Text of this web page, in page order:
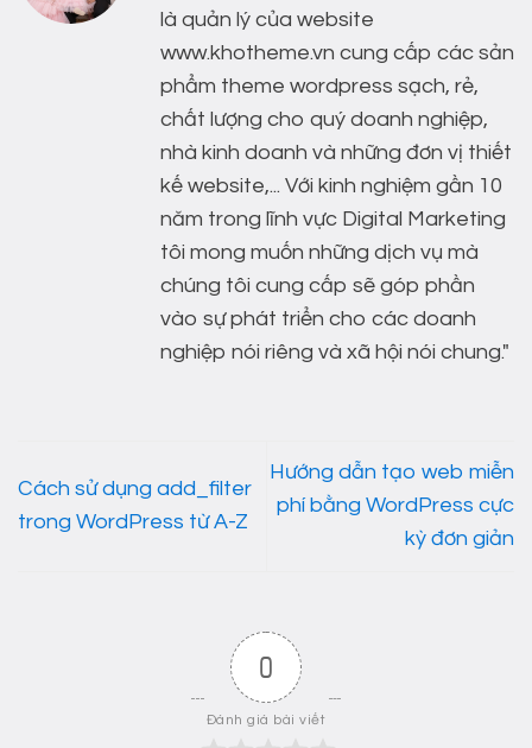
là quản lý của website
www.khotheme.vn cung cấp các sản
phẩm theme wordpress sạch, rẻ,
chất lượng cho quý doanh nghiệp,
nhà kinh doanh và những đơn vị thiết
kế website,... Với kinh nghiệm gần 10
năm trong lĩnh vực Digital Marketing
tôi mong muốn những dịch vụ mà
chúng tôi cung cấp sẽ góp phần
vào sự phát triển cho các doanh
nghiệp nói riêng và xã hội nói chung."
Cách sử dụng add_filter
trong WordPress từ A-Z
Hướng dẫn tạo web miễn
phí bằng WordPress cực
kỳ đơn giản
0
Đánh giá bài viết